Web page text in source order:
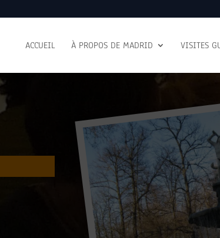
ACCUEIL À PROPOS DE MADRID VISITES